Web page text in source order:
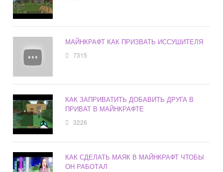
МАЙНКРАФТ КАК ПРИЗВАТЬ ИССУШИТЕЛЯ
7315
КАК ЗАПРИВАТИТЬ ДОБАВИТЬ ДРУГА В
ПРИВАТ В МАЙНКРАФТЕ
3226
КАК СДЕЛАТЬ МАЯК В МАЙНКРАФТ ЧТОБЫ
ОН РАБОТАЛ